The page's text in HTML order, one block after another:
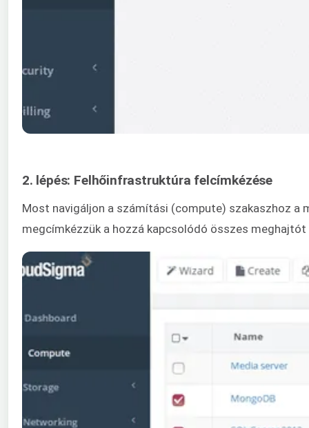
2. lépés: Felhőinfrastruktúra felcímkézése
Most navigáljon a számítási (compute) szakaszhoz a
megcímkézzük a hozzá kapcsolódó összes